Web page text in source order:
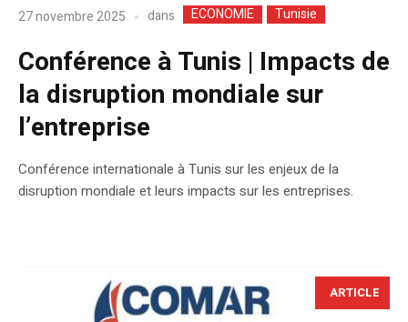
27 novembre 2025 dans ECONOMIE Tunisie
Conférence à Tunis | Impacts de
la disruption mondiale sur
l’entreprise
Conférence internationale à Tunis sur les enjeux de la
disruption mondiale et leurs impacts sur les entreprises.
ARTICLE